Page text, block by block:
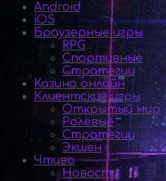
Android
iOS
Браузерные игры
RPG
Спортивные
Стратегии
Казино онлайн
Клиентские игры
Открытый мир
Ролевые
Стратегии
Экшен
Чтиво
Новости